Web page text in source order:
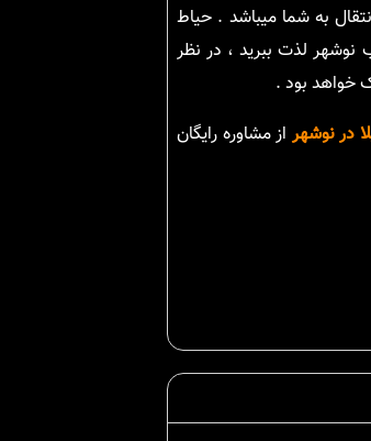
به شما میباشد . حیاط
نوشهر لذت ببرید ، در نظر
خواهد بود .
در نوشهر از مشاوره رایگان